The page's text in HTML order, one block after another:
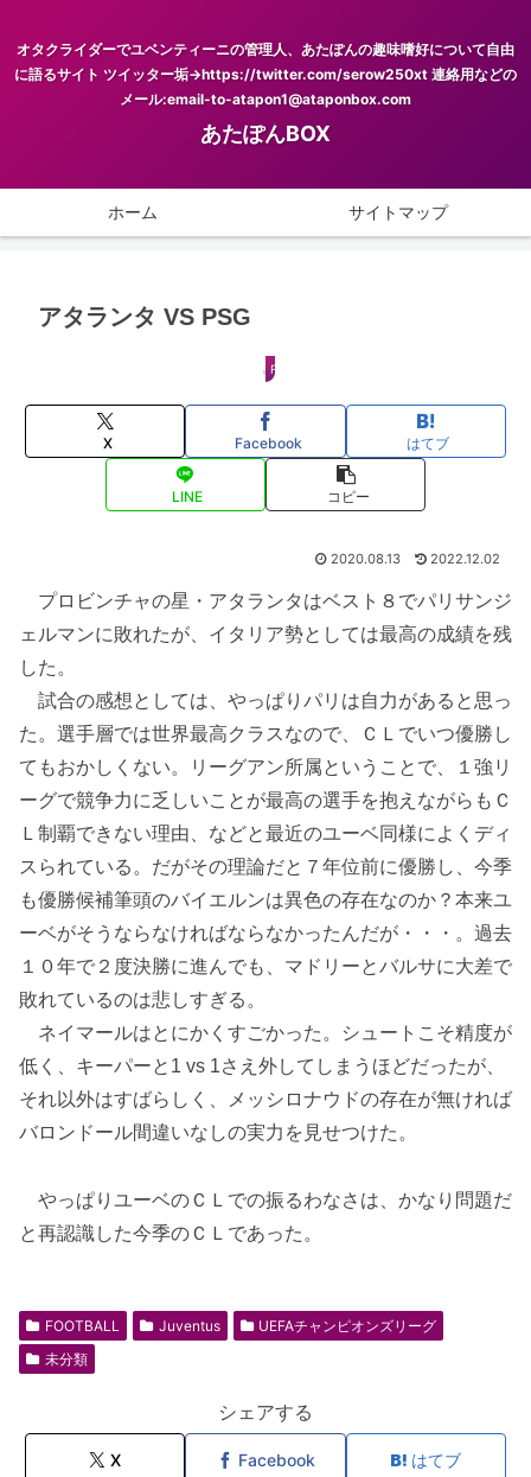
オタクライダーでユベンティーニの管理人、あたぽんの趣味嗜好について自由
に語るサイト ツイッター垢→https://twitter.com/serow250xt 連絡用などの
メール:email-to-atapon1@ataponbox.com
あたぽんBOX
ホーム サイトマップ
アタランタ VS PSG
FOOTBALL
X Facebook はてブ
LINE コピー
2020.08.13 2022.12.02
プロビンチャの星・アタランタはベスト８でパリサンジ
ェルマンに敗れたが、イタリア勢としては最高の成績を残
した。
試合の感想としては、やっぱりパリは自力があると思っ
た。選手層では世界最高クラスなので、ＣＬでいつ優勝し
てもおかしくない。リーグアン所属ということで、１強リ
ーグで競争力に乏しいことが最高の選手を抱えながらもＣ
Ｌ制覇できない理由、などと最近のユーベ同様によくディ
スられている。だがその理論だと７年位前に優勝し、今季
も優勝候補筆頭のバイエルンは異色の存在なのか？本来ユ
ーベがそうならなければならなかったんだが・・・。過去
１０年で２度決勝に進んでも、マドリーとバルサに大差で
敗れているのは悲しすぎる。
ネイマールはとにかくすごかった。シュートこそ精度が
低く、キーパーと1 vs 1さえ外してしまうほどだったが、
それ以外はすばらしく、メッシロナウドの存在が無ければ
バロンドール間違いなしの実力を見せつけた。
やっぱりユーベのＣＬでの振るわなさは、かなり問題だ
と再認識した今季のＣＬであった。
FOOTBALL Juventus
UEFAチャンピオンズリーグ
未分類
シェアする
X Facebook はてブ